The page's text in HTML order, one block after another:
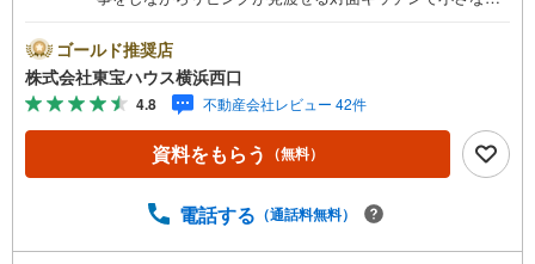
ビルトイン車庫付き！玄関からの動線もよく乗り降りラク
ラクーーーーYahoo！ 不動産キャンペーン対象店舗ーーー
ー当店で物件を成約するとPayPayボーナスライトがもらえ
る「Yahoo！ 不動産 物件ご成約キャンペーン」の対象にな
ります。「資料をもらう」「見学予約をする」ボタンから
お問い合わせください。※必ずYahoo！ JAPAN IDでログイ
できません。有効期限は付与日から60日です。ーーーーー
ゴールド推奨店
株式会社東宝ハウス横浜西口
4.8 不動産会社レビュー 42件
資料をもらう （無料）
電話する （通話料無料）